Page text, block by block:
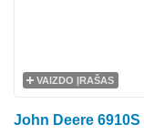
VAIZDO ĮRAŠAS
John Deere 6910S